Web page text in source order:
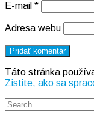
E-mail *
Adresa webu
Táto stránka
Zistite, ako sa
Search
for: